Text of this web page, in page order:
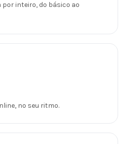
por inteiro, do básico ao
no seu ritmo.